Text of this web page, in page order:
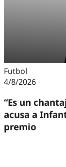
Futbol
4/8/2026
“Es un
acusa a
premio